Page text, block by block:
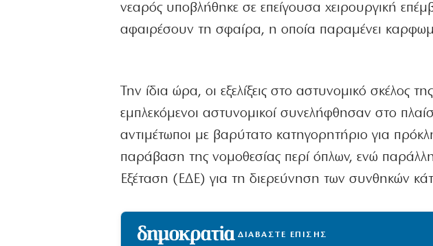
νεαρός υποβλήθηκε σε επείγουσα χειρουργική
αφαιρέσουν τη σφαίρα, η οποία παραμένει
Την ίδια ώρα, οι εξελίξεις στο αστυνομικό σκέλος
εμπλεκόμενοι αστυνομικοί συνελήφθησαν στο
αντιμέτωποι με βαρύτατο κατηγορητήριο για
παράβαση της νομοθεσίας περί όπλων, ενώ
Εξέταση (ΕΔΕ) για τη διερεύνηση των συνθηκών
ΔΙΑΒΑΣΤΕ ΕΠΙΣΗΣ